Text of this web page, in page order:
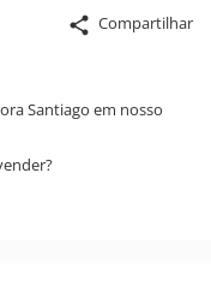
Compartilhar
Santiago em nosso